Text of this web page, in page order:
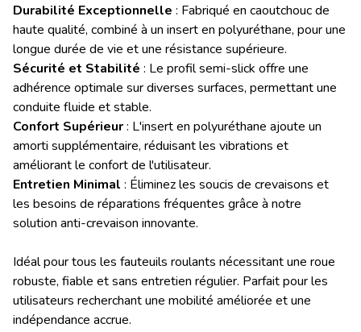
Durabilité Exceptionnelle : Fabriqué en caoutchouc de
haute qualité, combiné à un insert en polyuréthane, pour une
longue durée de vie et une résistance supérieure.
Sécurité et Stabilité : Le profil semi-slick offre une
adhérence optimale sur diverses surfaces, permettant une
conduite fluide et stable.
Confort Supérieur: L'insert en polyuréthane ajoute un
amorti supplémentaire, réduisant les vibrations et
améliorant le confort de l'utilisateur.
Entretien Minimal : Éliminez les soucis de crevaisons et
les besoins de réparations fréquentes grâce à notre
solution anti-crevaison innovante.
Idéal pour tous les fauteuils roulants nécessitant une roue
robuste, fiable et sans entretien régulier. Parfait pour les
utilisateurs recherchant une mobilité améliorée et une
indépendance accrue.